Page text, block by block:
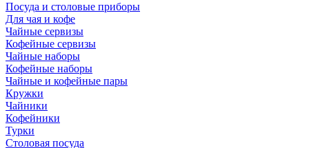
Посуда и столовые приборы
Для чая и кофе
Чайные сервизы
Кофейные сервизы
Чайные наборы
Кофейные наборы
Чайные и кофейные пары
Кружки
Чайники
Кофейники
Турки
Столовая посуда